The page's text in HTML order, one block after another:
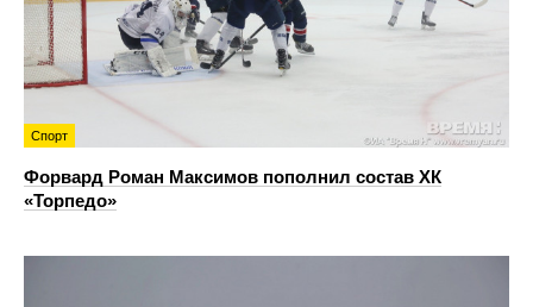
Спорт
Форвард Роман Максимов пополнил состав ХК
«Торпедо»